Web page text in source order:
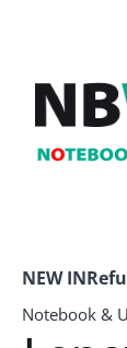
NEW IN
Notebook &